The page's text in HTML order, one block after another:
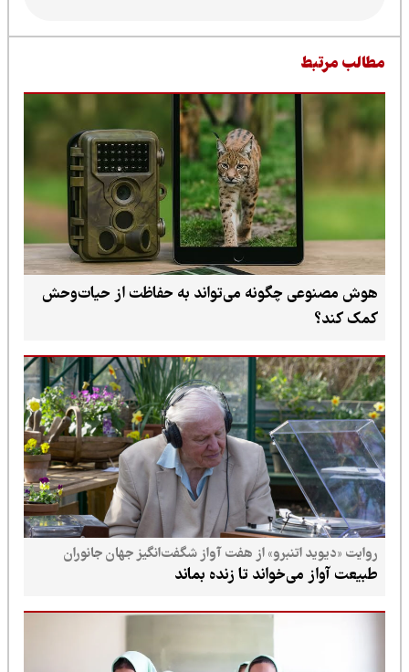
مرتبط
هوش مصنوعی چگونه می‌تواند به حفاظت از حیات‌وحش
کمک کند؟
روایت «دیوید اتنبرو» از هفت آواز شگفت‌انگیز جهان جانوران
طبیعت آواز می‌خواند تا زنده بماند